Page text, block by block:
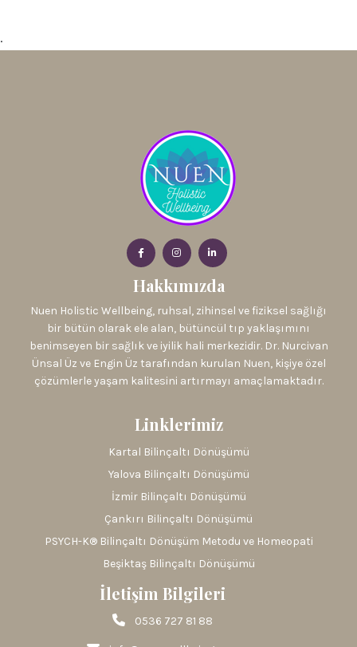
.
Hakkımızda
Nuen Holistic Wellbeing, ruhsal, zihinsel ve fiziksel sağlığı
bir bütün olarak ele alan, bütüncül tıp yaklaşımını
benimseyen bir sağlık ve iyilik hali merkezidir. Dr. Nurcivan
Ünsal Üz ve Engin Üz tarafından kurulan Nuen, kişiye özel
çözümlerle yaşam kalitesini artırmayı amaçlamaktadır.
Linklerimiz
Kartal Bilinçaltı Dönüşümü
Yalova Bilinçaltı Dönüşümü
İzmir Bilinçaltı Dönüşümü
Çankırı Bilinçaltı Dönüşümü
PSYCH-K® Bilinçaltı Dönüşüm Metodu ve Homeopati
Beşiktaş Bilinçaltı Dönüşümü
İletişim Bilgileri
0536 727 81 88